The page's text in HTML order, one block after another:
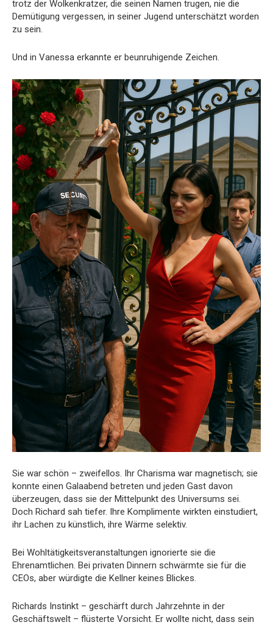
trotz der Wolkenkratzer, die seinen Namen trugen, nie die
Demütigung vergessen, in seiner Jugend unterschätzt worden
zu sein.
Und in Vanessa erkannte er beunruhigende Zeichen.
Sie war schön – zweifellos. Ihr Charisma war magnetisch; sie
konnte einen Galaabend betreten und jeden Gast davon
überzeugen, dass sie der Mittelpunkt des Universums sei.
Doch Richard sah tiefer. Ihre Komplimente wirkten einstudiert,
ihr Lachen zu künstlich, ihre Wärme selektiv.
Bei Wohltätigkeitsveranstaltungen ignorierte sie die
Ehrenamtlichen. Bei privaten Dinnern schwärmte sie für die
CEOs, aber würdigte die Kellner keines Blickes.
Richards Instinkt – geschärft durch Jahrzehnte in der
Geschäftswelt – flüsterte Vorsicht. Er wollte nicht, dass sein